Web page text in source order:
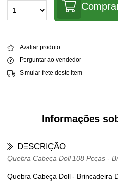
Avaliar produto
Perguntar ao vendedor
Simular frete deste item
Informações
DESCRIÇÃO
Quebra Cabeça Doll 108 Peças -
Quebra Cabeça Doll - Brincadeira